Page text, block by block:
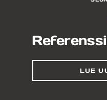
LUE